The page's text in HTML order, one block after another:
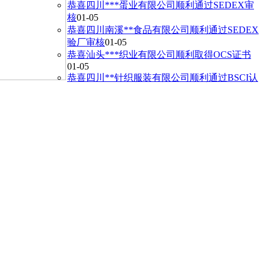
恭喜四川***蛋业有限公司顺利通过SEDEX审
核01-05
恭喜四川南溪**食品有限公司顺利通过SEDEX
验厂审核01-05
恭喜汕头***织业有限公司顺利取得OCS证书
01-05
恭喜四川**针织服装有限公司顺利通过BSCI认